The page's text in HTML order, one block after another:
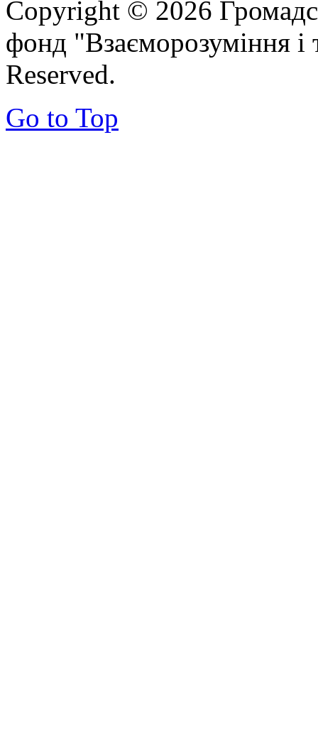
Copyright © 2026
фонд "Взаєморозуміння і
Reserved.
Go to Top